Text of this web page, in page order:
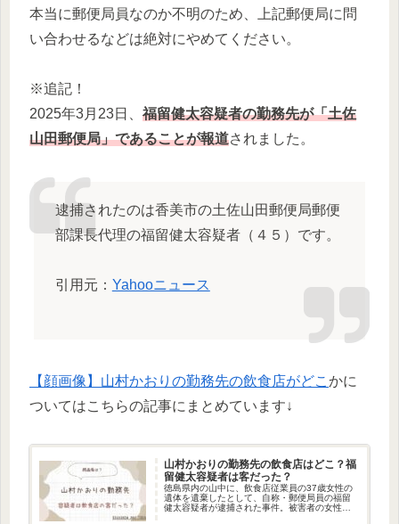
本当に郵便局員なのか不明のため、上記郵便局に問
い合わせるなどは絶対にやめてください。
※追記！
2025年3月23日、 福留健太容疑者の勤務先が「土佐
山田郵便局」であることが報道されました。
逮捕されたのは香美市の土佐山田郵便局郵便
部課長代理の福留健太容疑者（４５）です。
引用元： Yahooニュース
【顔画像】山村かおりの勤務先の飲食店がどこ かに
ついてはこちらの記事にまとめています↓
山村かおりの勤務先の飲食店はどこ？福
留健太容疑者は客だった？
徳島県内の山中に、飲食店従業員の37歳女性の
遺体を遺棄したとして、自称・郵便局員の福留
健太容疑者が逮捕された事件。被害者の女性